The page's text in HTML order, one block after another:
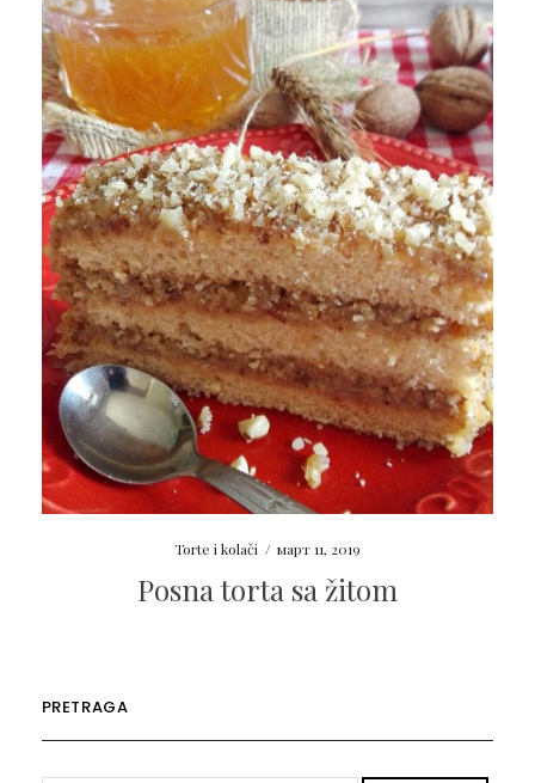
Torte i kolači / март 11, 2019
Posna torta sa žitom
PRETRAGA